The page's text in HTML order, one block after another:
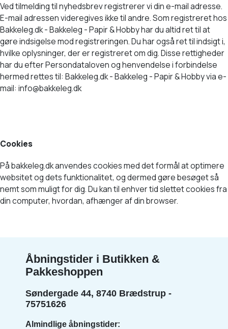
Ved tilmelding til nyhedsbrev registrerer vi din e-mail adresse.
E-mail adressen videregives ikke til andre. Som registreret hos
Bakkeleg.dk - Bakkeleg - Papir & Hobby har du altid ret til at
gøre indsigelse mod registreringen. Du har også ret til indsigt i,
hvilke oplysninger, der er registreret om dig. Disse rettigheder
har du efter Persondataloven og henvendelse i forbindelse
hermed rettes til: Bakkeleg.dk - Bakkeleg - Papir & Hobby via e-
mail: info@bakkeleg.dk
Cookies
På bakkeleg.dk anvendes cookies med det formål at optimere
websitet og dets funktionalitet, og dermed gøre besøget så
nemt som muligt for dig. Du kan til enhver tid slettet cookies fra
din computer, hvordan, afhænger af din browser.
Åbningstider i Butikken &
Pakkeshoppen
Søndergade 44, 8740 Brædstrup -
75751626
Almindlige åbningstider: